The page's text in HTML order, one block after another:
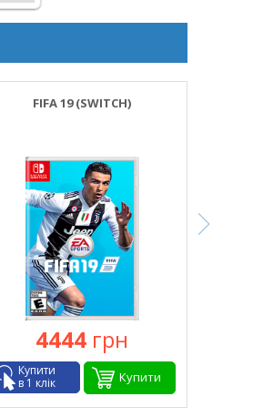
FIFA 19 (SWITCH)
4444 грн
Купити
Купити
в 1 клік